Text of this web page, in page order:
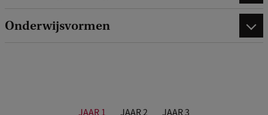
Onderwijsvormen
JAAR 1 JAAR 2 JAAR 3